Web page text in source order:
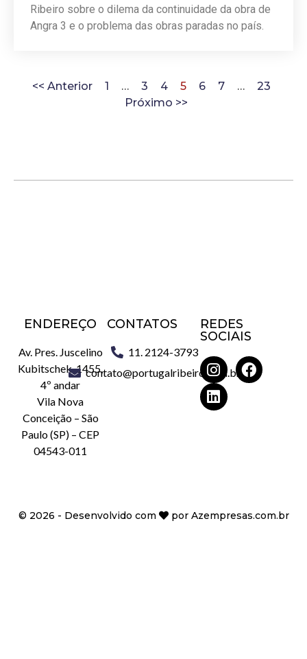
Ribeiro sobre o dilema da continuidade da obra de
Angra 3 e o problema das obras paradas no país.
<< Anterior 1 … 3 4 5 6 7 …
23
Próximo >>
ENDEREÇO
Av. Pres. Juscelino
Kubitschek, 1455,
4º andar
Vila Nova
Conceição – São
Paulo (SP) – CEP
04543-011
CONTATOS
11. 2124-3793
contato@portugalribeiro.com.br
REDES
SOCIAIS
© 2026 - Desenvolvido com por Azempresas.com.br